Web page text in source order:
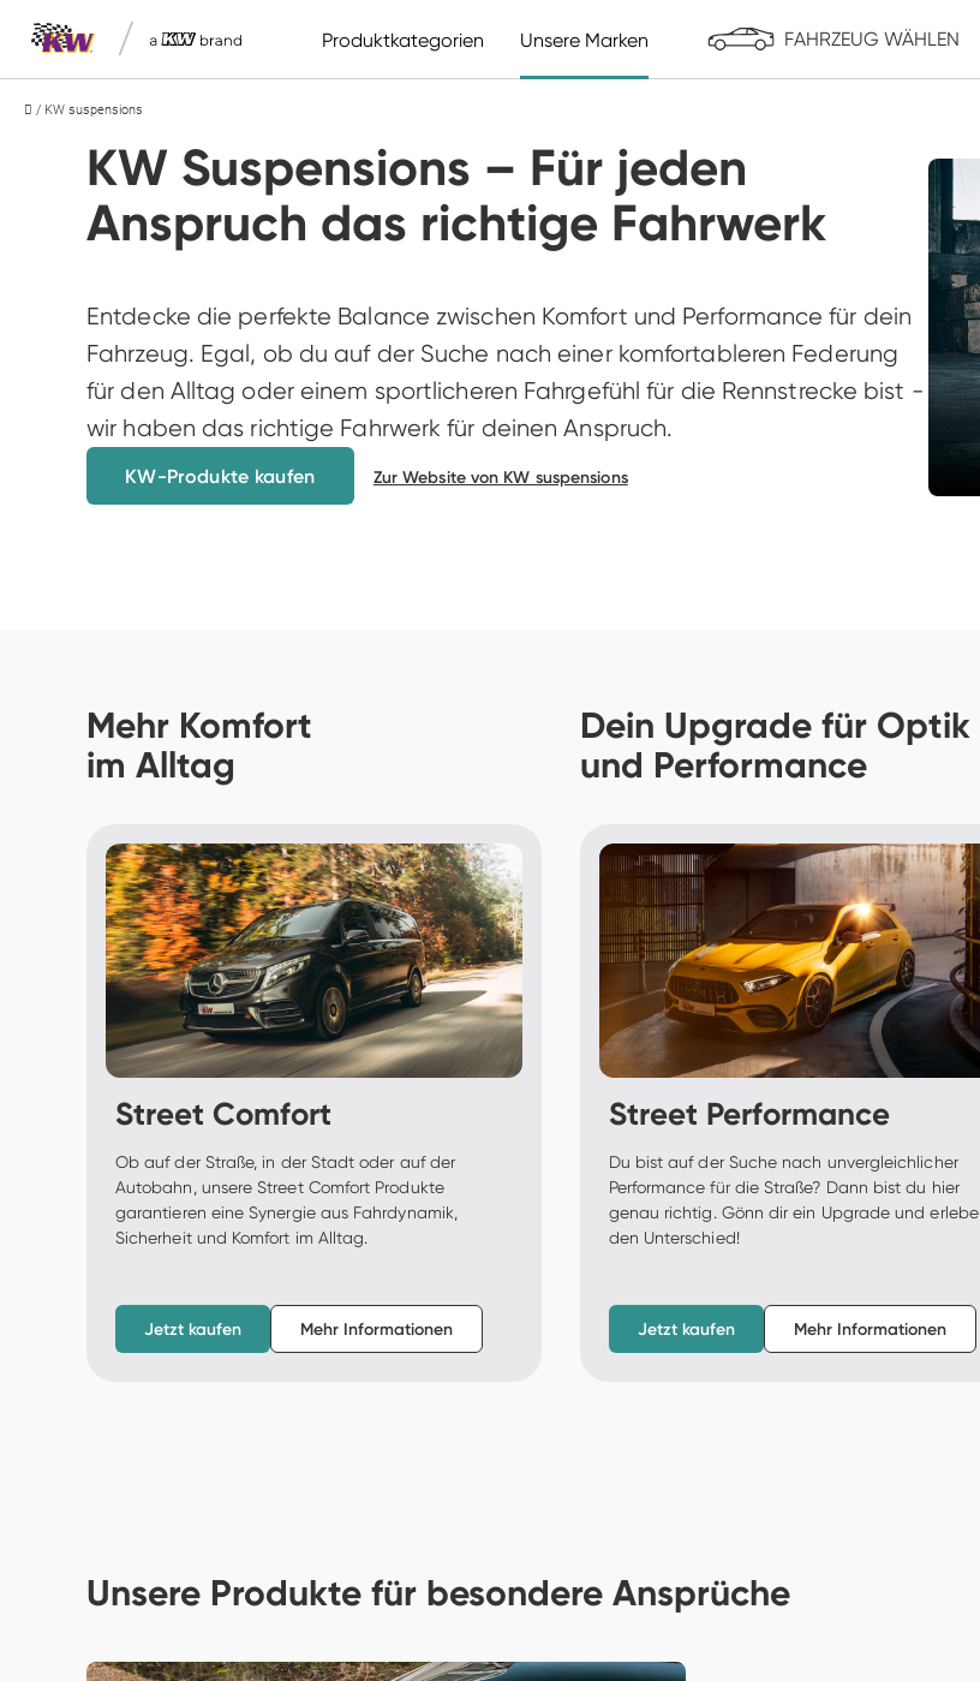
/ Produktkategorien
Fahrwerkstechnik
Tieferlegen
Höherlegen
Merchandise
Unsere Marken FAHRZEUG WÄHLEN
/ KW suspensions
KW Suspensions – Für jeden
Anspruch das richtige Fahrwerk
Entdecke die perfekte Balance zwischen Komfort und Performance für dein
Fahrzeug. Egal, ob du auf der Suche nach einer komfortableren Federung
für den Alltag oder einem sportlicheren Fahrgefühl für die Rennstrecke bist -
wir haben das richtige Fahrwerk für deinen Anspruch.
KW-Produkte kaufen Zur Website von KW suspensions
Mehr Komfort
im Alltag
Street Comfort
Ob auf der Straße, in der Stadt oder auf der
Autobahn, unsere Street Comfort Produkte
garantieren eine Synergie aus Fahrdynamik,
Sicherheit und Komfort im Alltag.
Jetzt kaufen Mehr Informationen
Dein Upgrade für Optik
und Performance
Street Performance
Du bist auf der Suche nach unvergleichlicher
Performance für die Straße? Dann bist du hier
genau richtig. Gönn dir ein Upgrade und erlebe
den Unterschied!
Jetzt kaufen Mehr Informationen
Unsere Produkte für besondere Ansprüche